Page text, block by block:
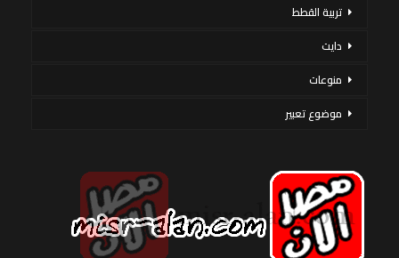
تربية القطط
دايت
منوعات
موضوع تعبير